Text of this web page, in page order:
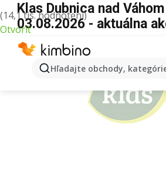
(14,1 tis. hodnotení)
Otvoriť
Hľadajte obchody,
Klas Dubnica nad Váhom
03.08.2026 - aktuálna